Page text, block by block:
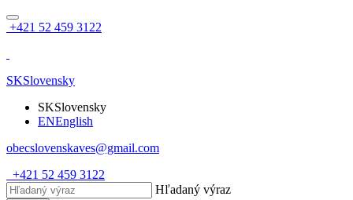
+421 52 459 3122
SKSlovensky
SKSlovensky
ENEnglish
obecslovenskaves@gmail.com
+421 52 459 3122
Hľadaný výraz